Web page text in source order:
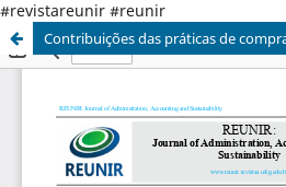
#revistareunir #reunir